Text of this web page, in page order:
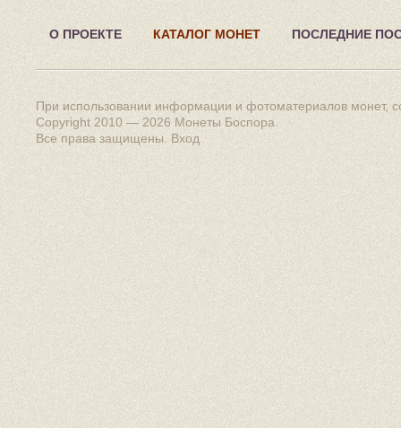
О ПРОЕКТЕ КАТАЛОГ МОНЕТ ПОСЛЕДНИЕ
При использовании информации и фотоматериалов монет,
Copyright 2010 — 2026 Монеты Боспора
Все права защищены. Вход